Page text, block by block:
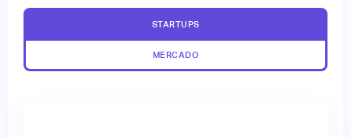
STARTUPS
MERCADO